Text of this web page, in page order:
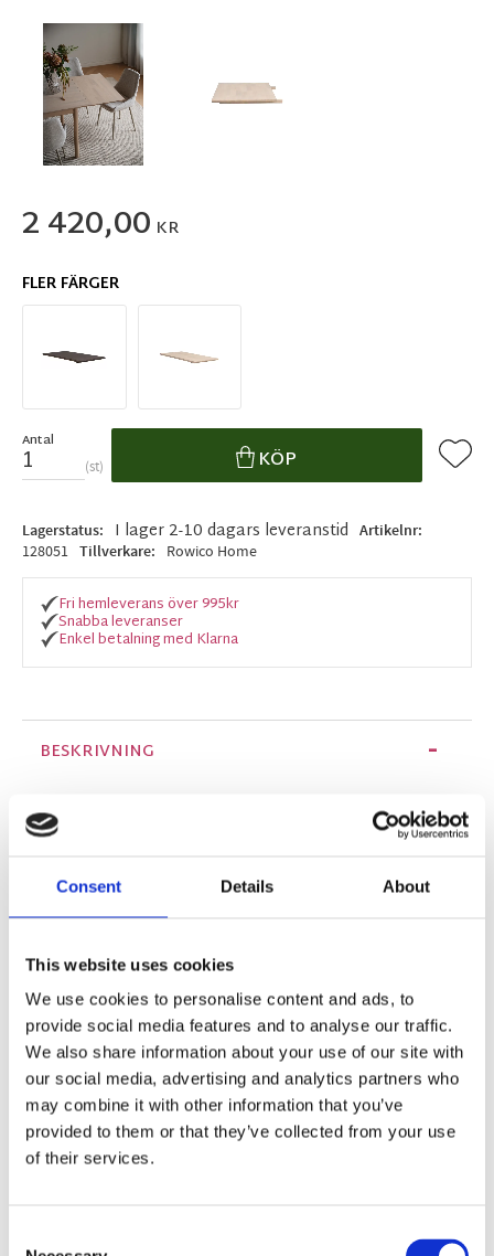
Consent Details About
This website uses cookies
We use cookies to personalise content and ads, to
provide social media features and to analyse our traffic.
We also share information about your use of our site with
our social media, advertising and analytics partners who
may combine it with other information that you’ve
provided to them or that they’ve collected from your use
of their services.
2 420,00 KR
FLER FÄRGER
Antal
st KÖP Lägg
Lagerstatus I lager 2-10 dagars leveranstid Artikelnr
128051 Tillverkare Rowico Home
Fri hemleverans över 995kr
Snabba leveranser
Enkel betalning med Klarna
BESKRIVNING
Tilläggsskivan i vitpigmenterad ek till Derrymore
är ett genomtänkt tillbehör som ökar bordets
flexibilitet och gör det enkelt att anpassa
matplatsen efter hemmets behov. Tillverkad i
Europa av massiv FSC®-certifierad ek matchar den
bordets uttryck perfekt, både i struktur, ton och
känsla. Med en eller två iläggsskivor blir
Derrymore både generöst och praktiskt, utan att
kompromissa med stabilitet eller estetik.
Skivan är enkel att montera. Ett perfekt
komplement som gör Derrymore ännu mer
mångsidigt och redo för både vardag och fest.